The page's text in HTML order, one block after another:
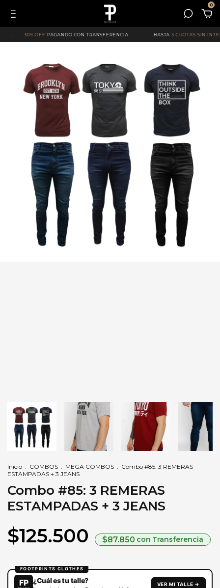
0
30% OFFPAGANDO CON TRANSFERENCIA · HASTA3 CUOTAS SIN INTERÉS
Inicio COMBOS MEGA COMBOS
Combo #85: 3 REMERAS
ESTAMPADAS + 3 JEANS
Combo #85: 3 REMERAS
ESTAMPADAS + 3 JEANS
$125.500 $87.850 con Transferencia